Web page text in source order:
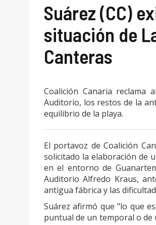
Suárez (CC)
situación de
Canteras
Coalición Canaria reclama
Auditorio, los restos de la
equilibrio de la playa.
El portavoz de Coalición
solicitado la elaboración de
en el entorno de
Auditorio Alfredo Kraus,
antigua fábrica y las
Suárez afirmó que "lo que
puntual de un temporal o de